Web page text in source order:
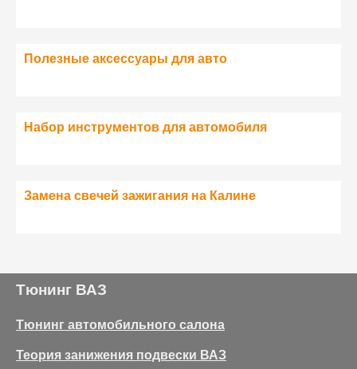
Полезные аксессуары для авто
Набор инструментов для автомобиля
Замена свечей зажигания на Калине
Тюнинг ВАЗ
Тюнинг автомобильного салона
Теория занижения подвески ВАЗ